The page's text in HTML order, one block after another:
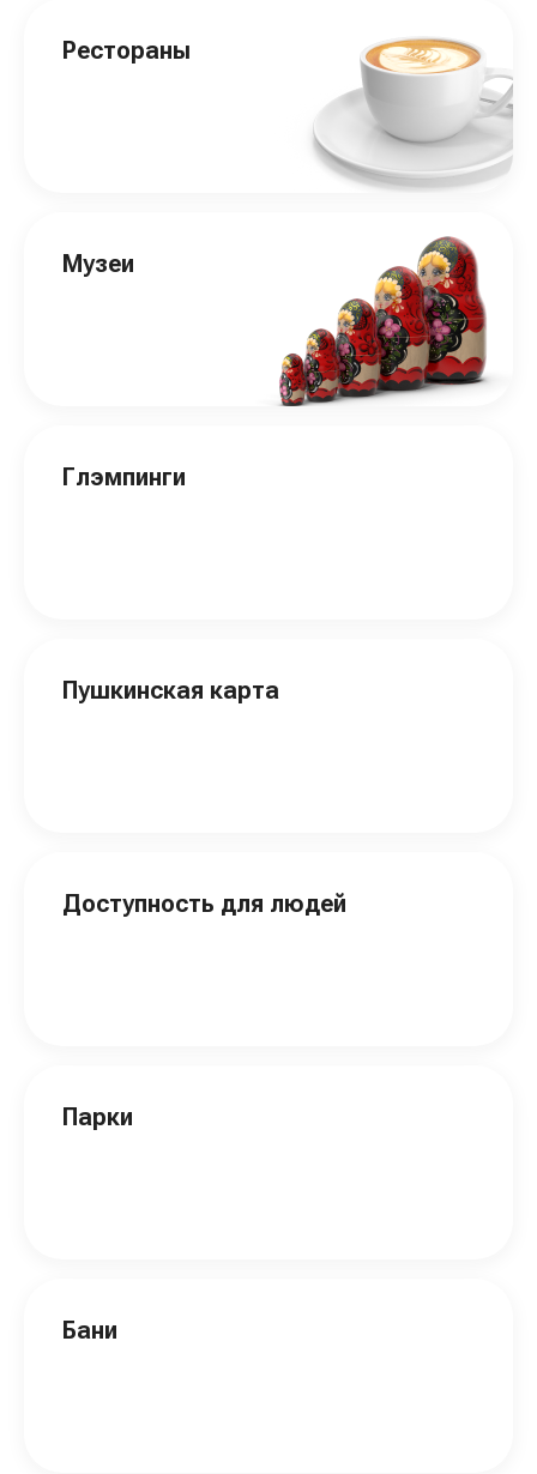
Рестораны
Музеи
Глэмпинги
Пушкинская карта
Доступность для людей
Парки
Бани